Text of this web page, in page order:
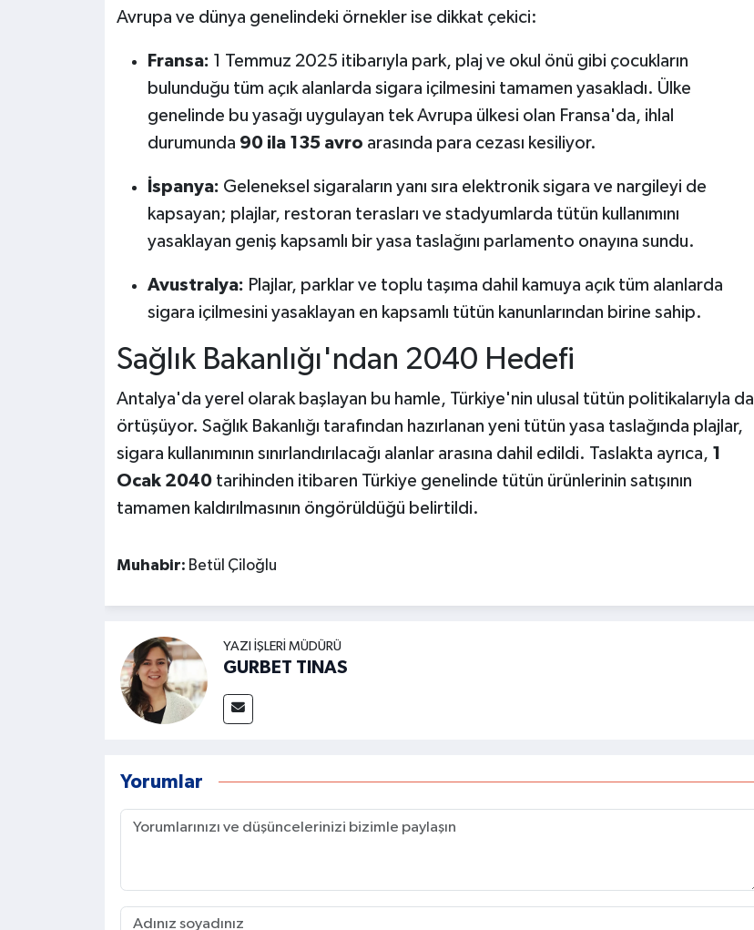
Avrupa ve dünya genelindeki örnekler ise dikkat çekici:
Fransa: 1 Temmuz 2025 itibarıyla park, plaj ve okul önü gibi çocukların
bulunduğu tüm açık alanlarda sigara içilmesini tamamen yasakladı. Ülke
genelinde bu yasağı uygulayan tek Avrupa ülkesi olan Fransa'da, ihlal
durumunda 90 ila 135 avro arasında para cezası kesiliyor.
İspanya: Geleneksel sigaraların yanı sıra elektronik sigara ve nargileyi de
kapsayan; plajlar, restoran terasları ve stadyumlarda tütün kullanımını
yasaklayan geniş kapsamlı bir yasa taslağını parlamento onayına sundu.
Avustralya: Plajlar, parklar ve toplu taşıma dahil kamuya açık tüm alanlarda
sigara içilmesini yasaklayan en kapsamlı tütün kanunlarından birine sahip.
Sağlık Bakanlığı'ndan 2040 Hedefi
Antalya'da yerel olarak başlayan bu hamle, Türkiye'nin ulusal tütün politikalarıyla da
örtüşüyor. Sağlık Bakanlığı tarafından hazırlanan yeni tütün yasa taslağında plajlar,
sigara kullanımının sınırlandırılacağı alanlar arasına dahil edildi. Taslakta ayrıca, 1
Ocak 2040tarihinden itibaren Türkiye genelinde tütün ürünlerinin satışının
tamamen kaldırılmasının öngörüldüğü belirtildi.
Muhabir: Betül Çiloğlu
YAZI İŞLERI MÜDÜRÜ
GURBET TINAS
Yorumlar